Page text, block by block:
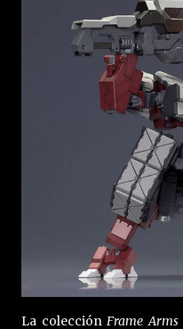
La colecciónFrame Arms